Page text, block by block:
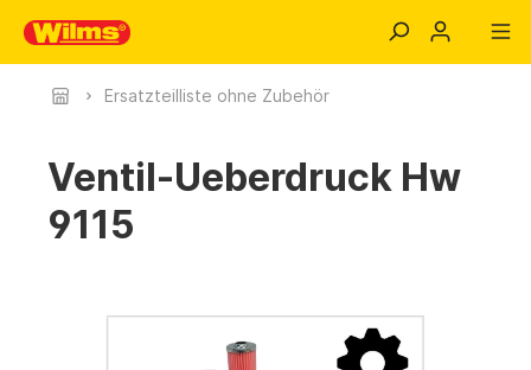
Ersatzteilliste ohne Zubehör
Ventil-Ueberdruck Hw
9115